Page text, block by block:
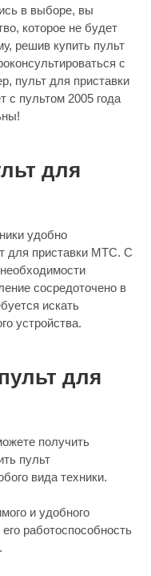
в выборе, вы
которое не будет
решив купить пульт
с
пульт для приставки
с пультом 2005 года
для
удобно
для приставки МТС. С
сосредоточено в
искать
устройства.
для
получить
пульт
вида техники.
и удобного
работоспособность